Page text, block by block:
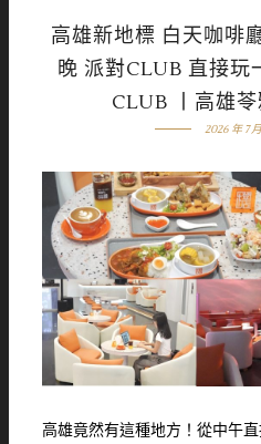
高雄新地標 白天咖啡
晚 派對CLUB 直接玩
CLUB 丨高雄
2026 年 7
高雄竟然有這種地方！從中午